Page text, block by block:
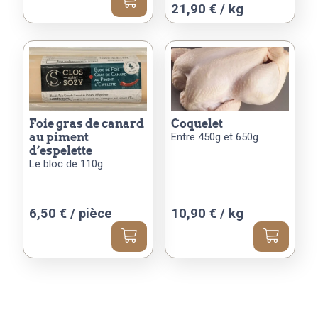
21,90 € / kg
Ce
produit
a
plusieurs
variations.
Les
options
peuvent
être
du
foie gras de canard
au piment
d’espelette
Le bloc de 110g.
6,50 € / pièce
coquelet
Entre 450g et 650g
10,90 € / kg